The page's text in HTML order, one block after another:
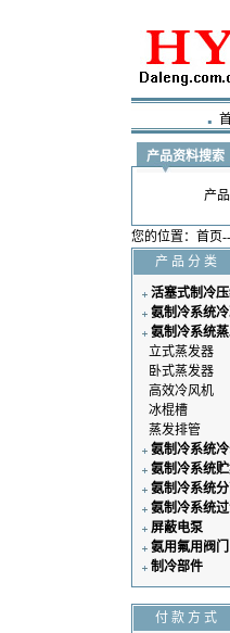
产品资料搜索
产
您的位置 ： 首页--
产 品 分 类
活塞式制冷
氨制冷系统
氨制冷系统
立式蒸发器
卧式蒸发器
高效冷风机
冰棍槽
蒸发排管
氨制冷系统
氨制冷系统
氨制冷系统
氨制冷系统
屏蔽电泵
氨用氟用阀门
制冷部件
付 款 方 式